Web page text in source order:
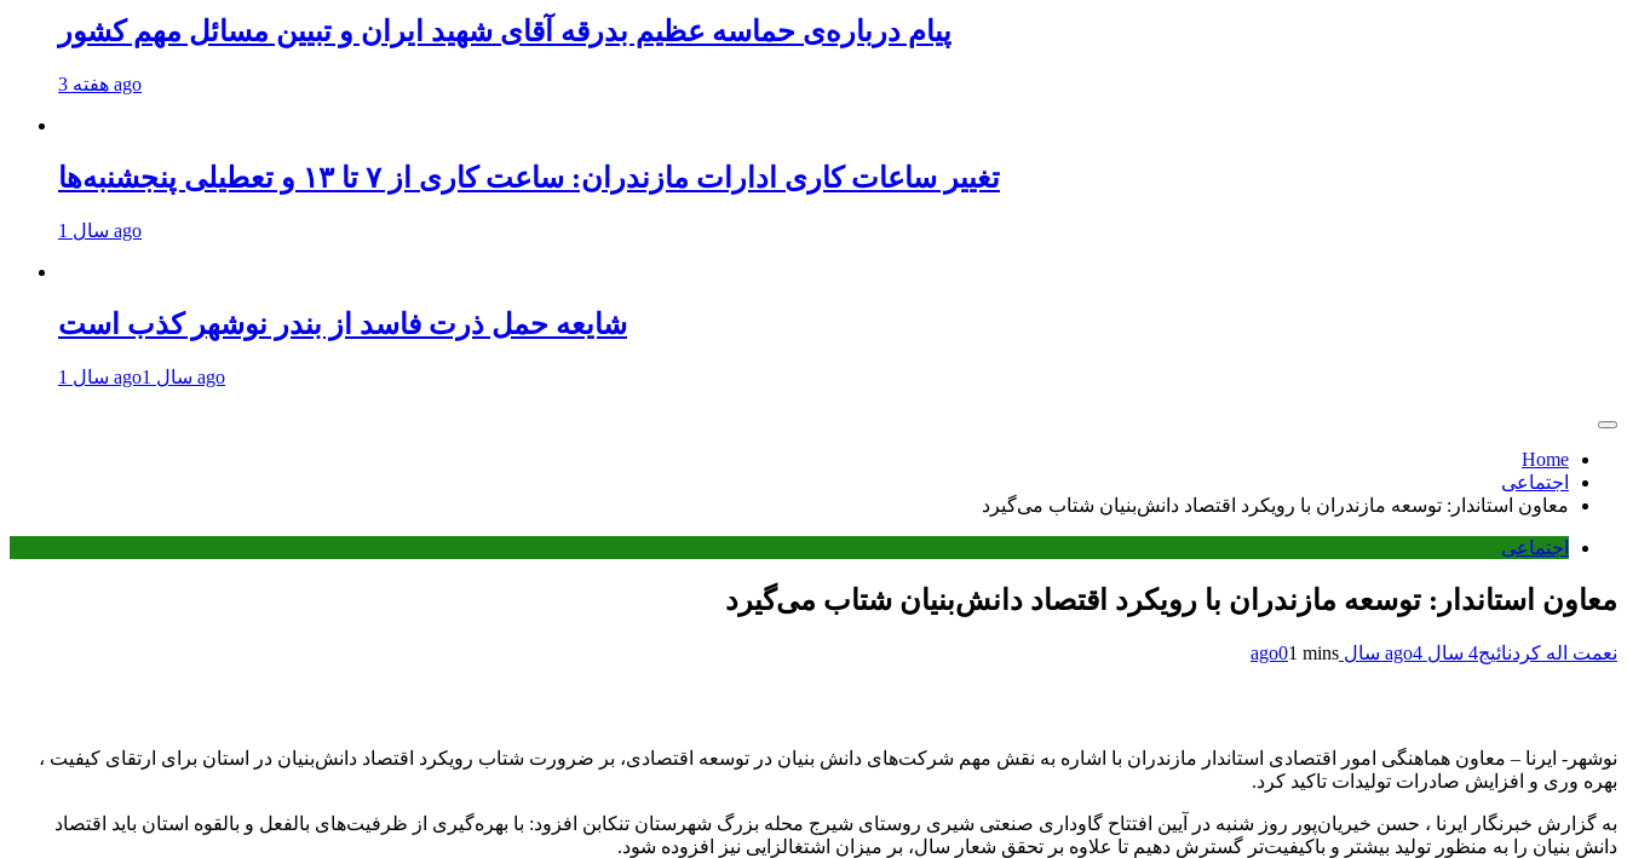
پیام درباره‌ی حماسه عظیم بدرقه آقای شهید ایران و تبیین مسائل مهم کشور
3 هفته ago
تغییر ساعات کاری ادارات مازندران: ساعت کاری از ۷ تا ۱۳ و تعطیلی پنجشنبه‌ها
1 سال ago
شایعه حمل ذرت فاسد از بندر نوشهر کذب است
1 سال ago 1 سال ago
Home
اجتماعی
معاون استاندار: توسعه مازندران با رویکرد اقتصاد دانش‌بنیان شتاب می‌گیرد
اجتماعی
معاون استاندار: توسعه مازندران با رویکرد اقتصاد دانش‌بنیان شتاب می‌گیرد
نعمت اله کردنائیج4 سال ago 4 سال ago 01 mins
نوشهر- ایرنا – معاون هماهنگی امور اقتصادی استاندار مازندران با اشاره به نقش مهم شرکت‌های دانش بنیان در توسعه اقتصادی، بر ضرورت شتاب رویکرد اقتصاد دانش‌بنیان در استان برای ارتقای کیفیت ،
بهره وری و افزایش صادرات تولیدات تاکید کرد.
به گزارش خبرنگار ایرنا ، حسن خیریان‌پور روز شنبه در آیین افتتاح گاوداری صنعتی شیری روستای شیرج محله بزرگ شهرستان تنکابن افزود: با بهره‌گیری از ظرفیت‌های بالفعل و بالقوه استان باید اقتصاد
دانش بنیان را به منظور تولید بیشتر و باکیفیت‌تر گسترش دهیم تا علاوه بر تحقق شعار سال، بر میزان اشتغالزایی نیز افزوده شود.